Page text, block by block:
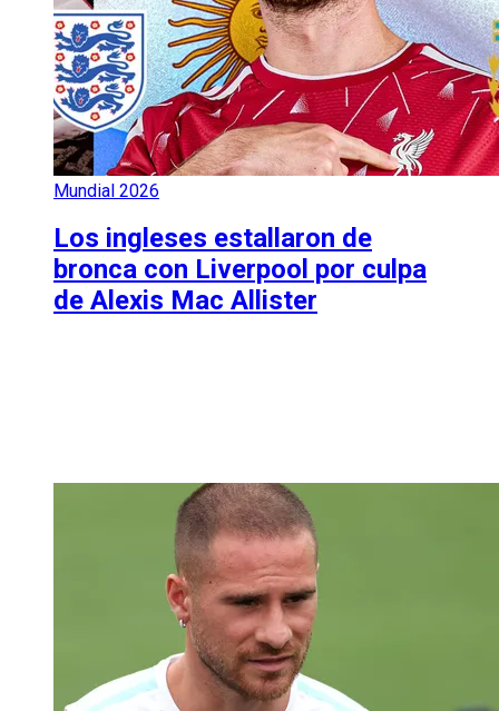
Mundial 2026
Los ingleses estallaron de
bronca con Liverpool por culpa
de Alexis Mac Allister